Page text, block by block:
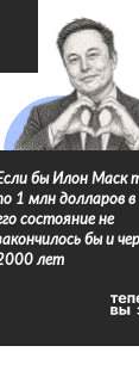
бы Илон Маск
1 млн долларов в
состояние не
бы и
лет